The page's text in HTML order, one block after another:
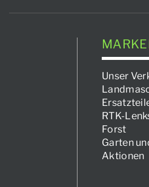
Unser
RTK-
Forst
Garten
Aktionen